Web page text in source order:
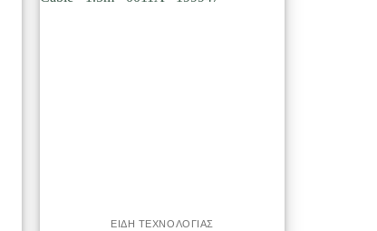
ΕΙΔΗ ΤΕΧΝΟΛΟΓΙΑΣ